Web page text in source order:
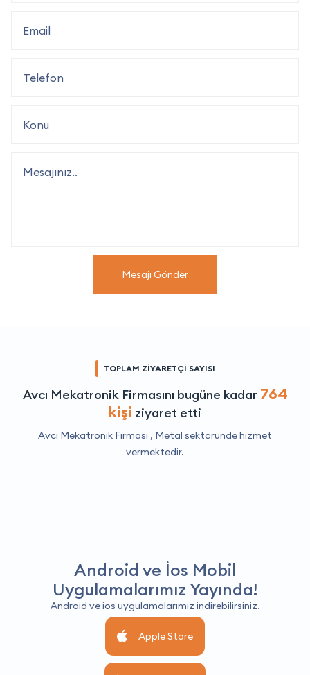
Mesajı Gönder
TOPLAM ZİYARETÇİ SAYISI
Avcı Mekatronik Firmasını bugüne kadar 764
kişi ziyaret etti
Avcı Mekatronik Firması , Metal sektöründe hizmet
vermektedir.
Android ve İos Mobil
Uygulamalarımız Yayında!
Android ve ios uygulamalarımız indirebilirsiniz.
Apple Store